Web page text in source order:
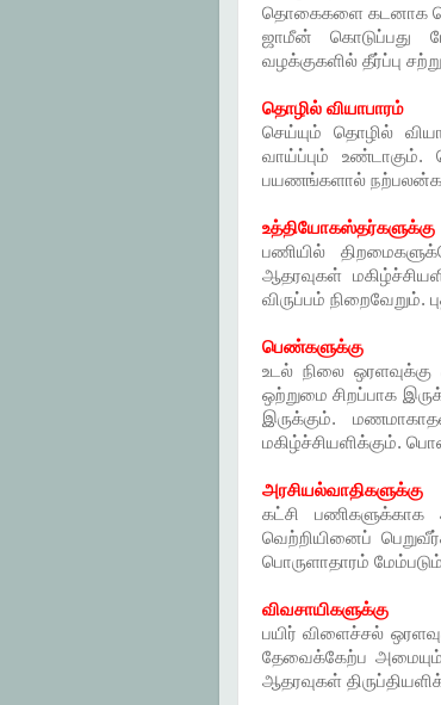
தொகைகளை கடனாக
ஜாமீன் கொடுப்பது
வழக்குகளில் தீர்ப்பு
தொழில் வியாபாரம்
செய்யும் தொழில்
வாய்ப்பும் உண்டாகும்.
பயணங்களால் நற்பலன்கள்
உத்தியோகஸ்தர்களுக்கு
பணியில்
ஆதரவுகள்
விருப்பம் நிறைவேறும்.
பெண்களுக்கு
உடல் நிலை
ஒற்றுமை சிறப்பாக
இருக்கும்.
மகிழ்ச்சியளிக்கும்.
அரசியல்வாதிகளுக்கு
கட்சி பணிகளுக்காக
வெற்றியினைப்
பொருளாதாரம்
விவசாயிகளுக்கு
பயிர் விளைச்சல்
தேவைக்கேற்ப
ஆதரவுகள்